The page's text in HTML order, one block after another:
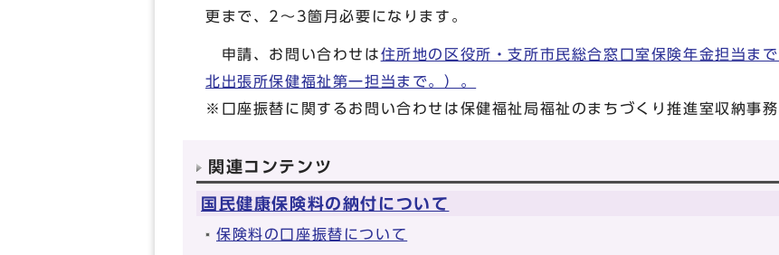
更まで、2～3箇月必要になります。
申請、お問い合わせは住所地の区役所・支所市民総合窓口室保険年金担当ま
北出張所保健福祉第一担当まで。）。
※口座振替に関するお問い合わせは保健福祉局福祉のまちづくり推進室収納事務
関連コンテンツ
国民健康保険料の納付について
保険料の口座振替について